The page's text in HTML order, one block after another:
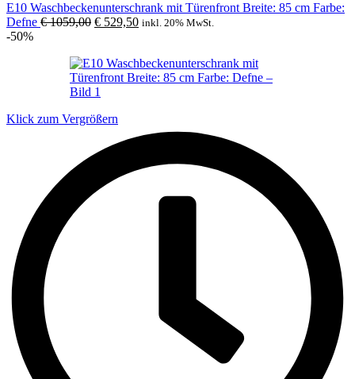
E10 Waschbeckenunterschrank mit Türenfront Breite: 85 cm Farbe:
Defne €1059,00 Ursprünglicher
€ 1059,00
€ 529,50Aktueller
€ 529,50.
inkl. 20% MwSt.
-50%
Klick zum Vergrößern